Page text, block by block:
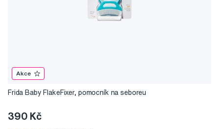
Akce
Frida Baby FlakeFixer, pomocník na seboreu
390 Kč